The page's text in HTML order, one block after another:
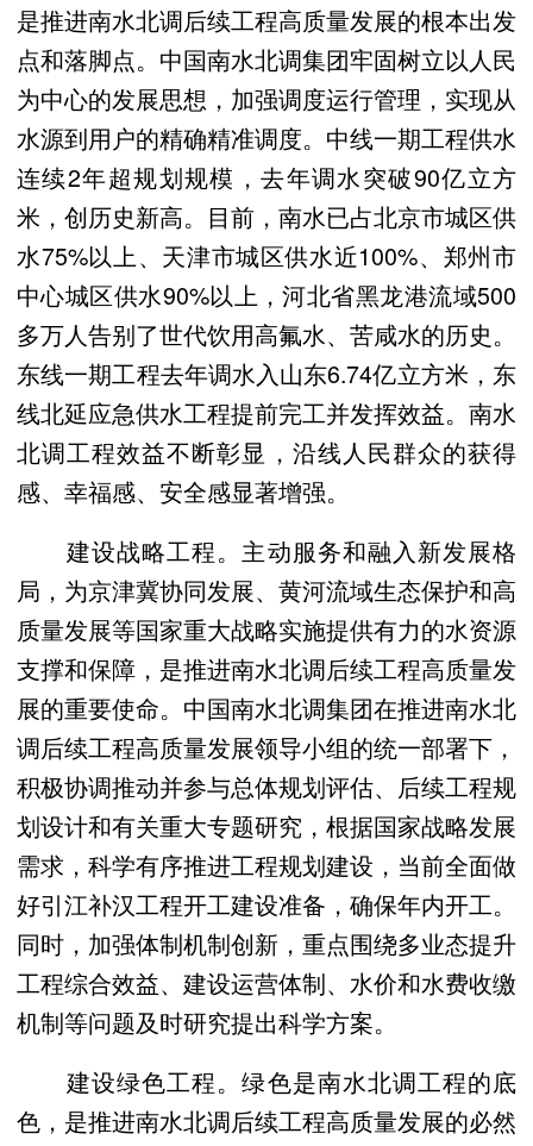
是推进南水北调后续工程高质量发展的根本出发
点和落脚点。中国南水北调集团牢固树立以人民
为中心的发展思想，加强调度运行管理，实现从
水源到用户的精确精准调度。中线一期工程供水
连续2年超规划规模，去年调水突破90亿立方
米，创历史新高。目前，南水已占北京市城区供
水75%以上、天津市城区供水近100%、郑州市
中心城区供水90%以上，河北省黑龙港流域500
多万人告别了世代饮用高氟水、苦咸水的历史。
东线一期工程去年调水入山东6.74亿立方米，东
线北延应急供水工程提前完工并发挥效益。南水
北调工程效益不断彰显，沿线人民群众的获得
感、幸福感、安全感显著增强。
建设战略工程。主动服务和融入新发展格
局，为京津冀协同发展、黄河流域生态保护和高
质量发展等国家重大战略实施提供有力的水资源
支撑和保障，是推进南水北调后续工程高质量发
展的重要使命。中国南水北调集团在推进南水北
调后续工程高质量发展领导小组的统一部署下，
积极协调推动并参与总体规划评估、后续工程规
划设计和有关重大专题研究，根据国家战略发展
需求，科学有序推进工程规划建设，当前全面做
好引江补汉工程开工建设准备，确保年内开工。
同时，加强体制机制创新，重点围绕多业态提升
工程综合效益、建设运营体制、水价和水费收缴
机制等问题及时研究提出科学方案。
建设绿色工程。绿色是南水北调工程的底
色，是推进南水北调后续工程高质量发展的必然